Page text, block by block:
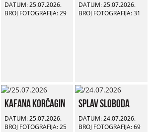
DATUM: 25.07.2026.
BROJ FOTOGRAFIJA: 29
DATUM: 25.07.2026.
BROJ FOTOGRAFIJA: 31
Kafana Korčagin
DATUM: 25.07.2026.
BROJ FOTOGRAFIJA: 25
Splav Sloboda
DATUM: 24.07.2026.
BROJ FOTOGRAFIJA: 69